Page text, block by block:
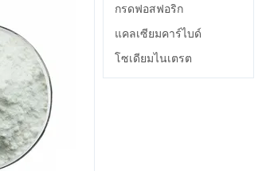
กรดฟอสฟอริก
แคลเซียมคาร์ไบด์
โซเดียมไนเตรต